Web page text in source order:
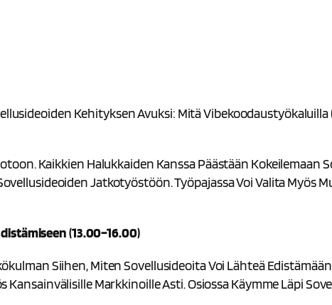
Kehityksen Avuksi: Mitä Vibekoodaustyökaluilla
Kaikkien Halukkaiden Kanssa Päästään Kokeilemaan
Jatkotyöstöön. Työpajassa Voi Valita Myös
(13.00–16.00)
Siihen, Miten Sovellusideoita Voi Lähteä
Markkinoille Asti. Osiossa Käymme Läpi